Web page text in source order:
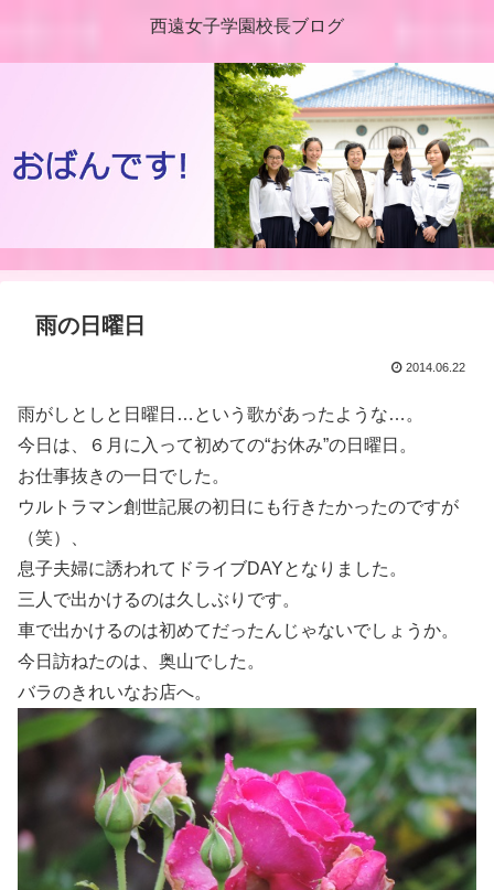
西遠女子学園校長ブログ
雨の日曜日
2014.06.22
雨がしとしと日曜日…という歌があったような…。
今日は、６月に入って初めての“お休み”の日曜日。
お仕事抜きの一日でした。
ウルトラマン創世記展の初日にも行きたかったのですが
（笑）、
息子夫婦に誘われてドライブDAYとなりました。
三人で出かけるのは久しぶりです。
車で出かけるのは初めてだったんじゃないでしょうか。
今日訪ねたのは、奥山でした。
バラのきれいなお店へ。